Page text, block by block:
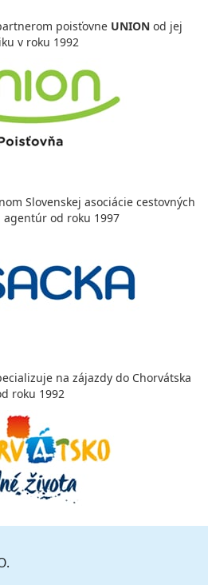
poisťovne UNION od jej
v roku 1992
Slovenskej asociácie cestovných
agentúr od roku 1997
na zájazdy do Chorvátska
roku 1992